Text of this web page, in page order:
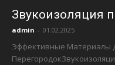
Звукоизоляция
admin - 01.02.2025
Эффективные Материалы